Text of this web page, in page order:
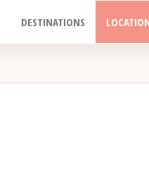
DESTINATIONS